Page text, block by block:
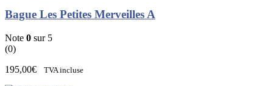
Bague Les Petites Merveilles A
Note 0 sur 5
(0)
195,00€ TVA incluse